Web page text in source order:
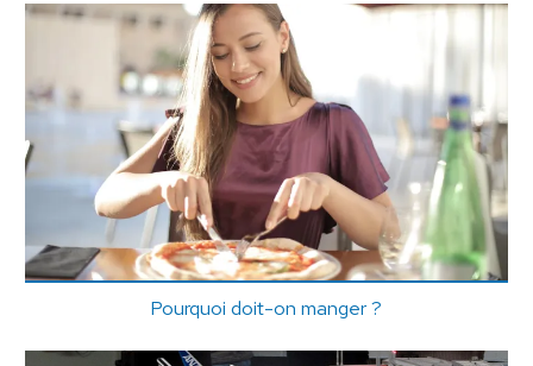
Pourquoi doit-on manger ?